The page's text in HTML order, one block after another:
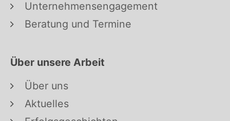
Unternehmensengagement
Beratung und Termine
Über unsere Arbeit
Über uns
Aktuelles